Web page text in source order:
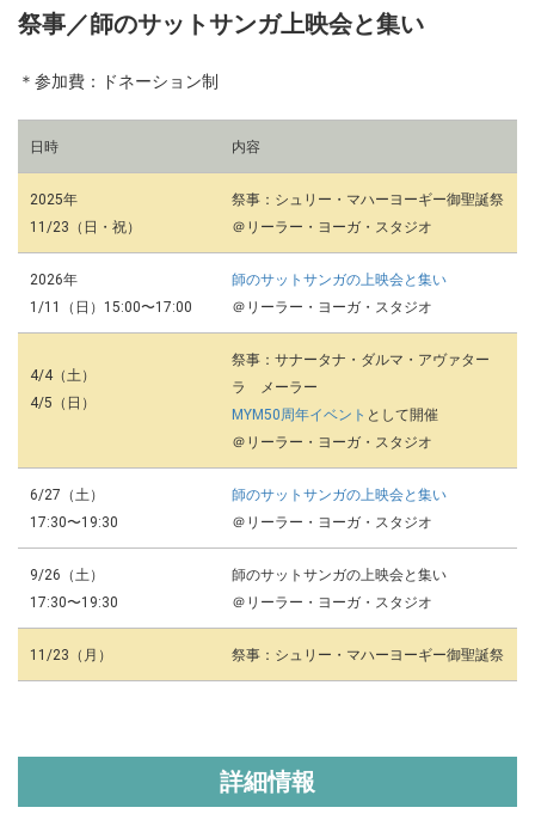
祭事／師のサットサンガ上映会と集い
＊参加費：ドネーション制
日時 内容
2025年
11/23（日・祝）
祭事： シュリー・マハーヨーギー御聖誕祭
＠リーラー・ヨーガ・スタジオ
2026年
1/11（日） 15:00〜17:00
師のサットサンガの上映会と集い
＠リーラー・ヨーガ・スタジオ
4/4（土）
4/5（日）
祭事：サナータナ・ダルマ・アヴァター
ラ メーラー
MYM50周年イベント として開催
＠リーラー・ヨーガ・スタジオ
6/27（土）
17:30〜19:30
師のサットサンガの上映会と集い
＠リーラー・ヨーガ・スタジオ
9/26（土）
17:30〜19:30
師のサットサンガの上映会と集い
＠リーラー・ヨーガ・スタジオ
11/23（月） 祭事：シュリー・マハーヨーギー御聖誕祭
詳細情報